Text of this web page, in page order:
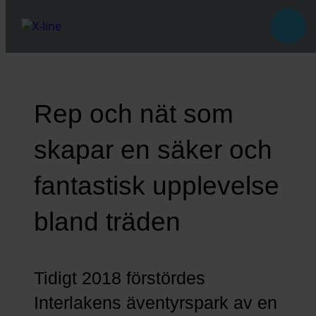
Rep och nät som
skapar en säker och
fantastisk upplevelse
bland träden
Tidigt 2018 förstördes
Interlakens äventyrspark av en